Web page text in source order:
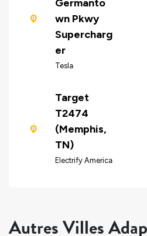
Germanto
wn Pkwy
Supercharg
er
Tesla
Target
T2474
(Memphis,
TN)
Electrify America
Autres Villes